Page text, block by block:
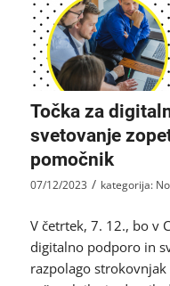
Točka za
svetovanje
pomočnik
07/12/2023 / kategorija:
V četrtek, 7. 12., bo v
digitalno podporo in
razpolago